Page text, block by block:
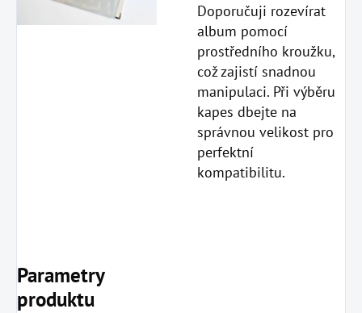
Doporučuji rozevírat
album pomocí
prostředního kroužku,
což zajistí snadnou
manipulaci. Při výběru
kapes dbejte na
správnou velikost pro
perfektní
kompatibilitu.
Parametry
produktu